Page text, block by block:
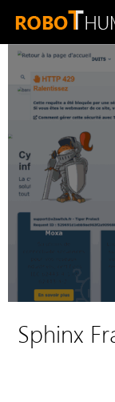
Sphinx